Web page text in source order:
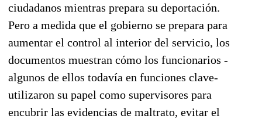
ciudadanos mientras prepara su deportación.
Pero a medida que el gobierno se prepara para
aumentar el control al interior del servicio, los
documentos muestran cómo los funcionarios -
algunos de ellos todavía en funciones clave-
utilizaron su papel como supervisores para
encubrir las evidencias de maltrato, evitar el